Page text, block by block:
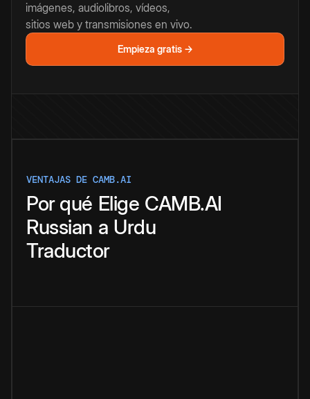
imágenes, audiolibros, vídeos,
sitios web y transmisiones en vivo.
Empieza gratis →
VENTAJAS DE CAMB.AI
Por qué Elige CAMB.AI
Russian a Urdu
Traductor